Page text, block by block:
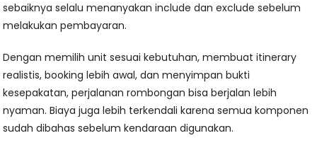
sebaiknya selalu menanyakan include dan exclude sebelum
melakukan pembayaran.
Dengan memilih unit sesuai kebutuhan, membuat itinerary
realistis, booking lebih awal, dan menyimpan bukti
kesepakatan, perjalanan rombongan bisa berjalan lebih
nyaman. Biaya juga lebih terkendali karena semua komponen
sudah dibahas sebelum kendaraan digunakan.